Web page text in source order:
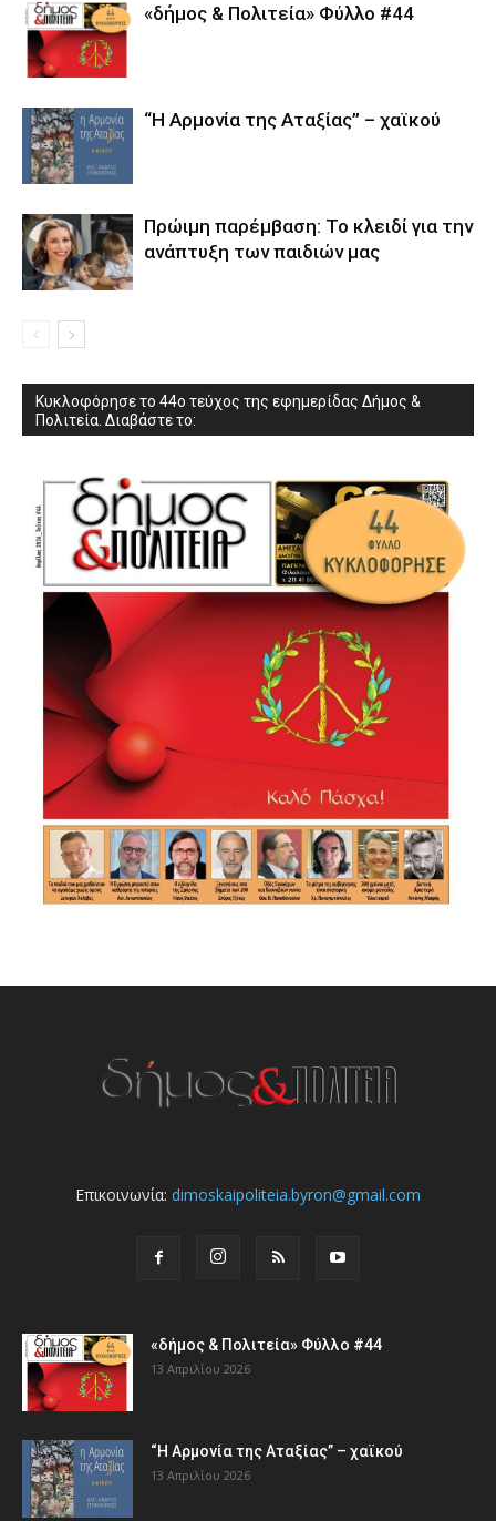
«δήμος & Πολιτεία» Φύλλο #44
“Η Αρμονία της Αταξίας” – χαϊκού
Πρώιμη παρέμβαση: Το κλειδί για την
ανάπτυξη των παιδιών µας
Κυκλοφόρησε το 44ο τεύχος της εφημερίδας Δήμος &
Πολιτεία. Διαβάστε το:
Επικοινωνία: dimoskaipoliteia.byron@gmail.com
«δήμος & Πολιτεία» Φύλλο #44
13 Απριλίου 2026
“Η Αρμονία της Αταξίας” – χαϊκού
13 Απριλίου 2026